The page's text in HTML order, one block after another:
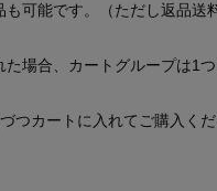
可能です。（ただし返品送
場合、カートグループは1
つカートに入れてご購入くだ